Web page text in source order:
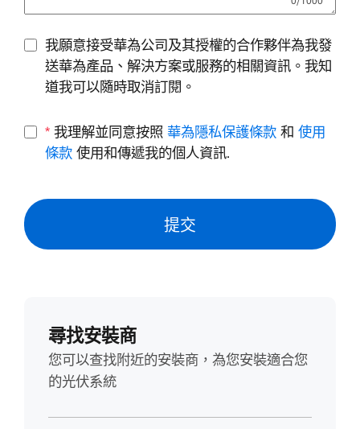
我願意接受華為公司及其授權的合作夥伴為我發
送華為產品、解決方案或服務的相關資訊。我知
道我可以隨時取消訂閱。
*我理解並同意按照 華為隱私保護條款和 使用
條款使用和傳遞我的個人資訊.
提交
尋找安裝商
您可以查找附近的安裝商，為您安裝適合您
的光伏系統